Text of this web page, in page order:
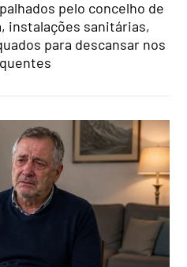
pelo concelho de
instalações sanitárias,
para descansar nos